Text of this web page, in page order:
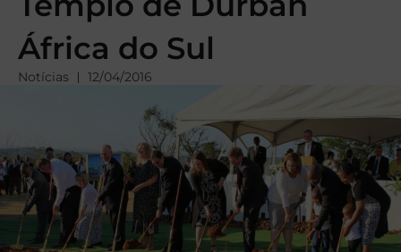
África do Sul
Notícias 12/04/2016